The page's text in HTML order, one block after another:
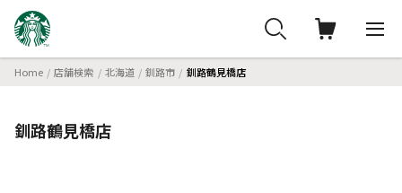
Home 店舗検索 北海道 釧路市 釧路鶴見橋店
釧路鶴見橋店